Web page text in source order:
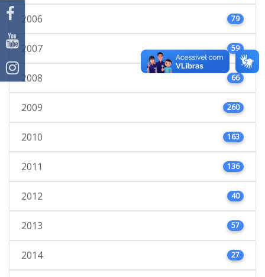
2006 79
2007 59
2008 66
2009 260
2010 163
2011 136
2012 40
2013 57
2014 27